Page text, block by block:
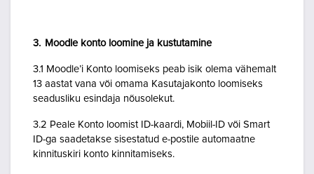
3. Moodle konto loomine ja kustutamine
3.1 Moodle’i Konto loomiseks peab isik olema vähemalt
13 aastat vana või omama Kasutajakonto loomiseks
seadusliku esindaja nõusolekut.
3.2 Peale Konto loomist ID-kaardi, Mobiil-ID või Smart
ID-ga saadetakse sisestatud e-postile automaatne
kinnituskiri konto kinnitamiseks.